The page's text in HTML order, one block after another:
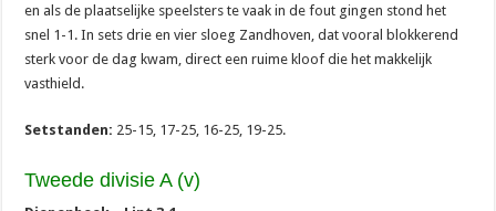
en als de plaatselijke speelsters te vaak in de fout gingen stond het
snel 1-1. In sets drie en vier sloeg Zandhoven, dat vooral blokkerend
sterk voor de dag kwam, direct een ruime kloof die het makkelijk
vasthield.
Setstanden: 25-15, 17-25, 16-25, 19-25.
Tweede divisie A (v)